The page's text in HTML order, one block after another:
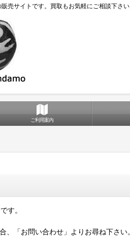
売サイトです。買取もお気軽にご相談下さい
ご利用案内
す。
「お問い合わせ」よりお尋ね下さい